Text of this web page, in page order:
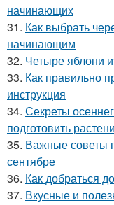
начинающих
31. Как выбрать
начинающим
32. Четыре яблони
33. Как правильно
инструкция
34. Секреты
подготовить
35. Важные советы
сентябре
36. Как добраться
37. Вкусные и